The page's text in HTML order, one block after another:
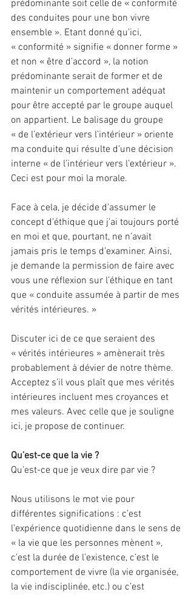
prédominante soit celle de « conformité
des conduites pour une bon vivre
ensemble ». Etant donné qu’ici,
« conformité » signifie « donner forme »
et non « être d’accord », la notion
prédominante serait de former et de
maintenir un comportement adéquat
pour être accepté par le groupe auquel
on appartient. Le balisage du groupe
« de l’extérieur vers l’intérieur » oriente
ma conduite qui résulte d’une décision
interne « de l’intérieur vers l’extérieur ».
Ceci est pour moi la morale.
Face à cela, je décide d’assumer le
concept d’éthique que j’ai toujours porté
en moi et que, pourtant, ne n’avait
jamais pris le temps d’examiner. Ainsi,
je demande la permission de faire avec
vous une réflexion sur l’éthique en tant
que « conduite assumée à partir de mes
vérités intérieures. »
Discuter ici de ce que seraient des
« vérités intérieures » amènerait très
probablement à dévier de notre thème.
Acceptez s’il vous plaît que mes vérités
intérieures incluent mes croyances et
mes valeurs. Avec celle que je souligne
ici, je propose de continuer.
Qu’est-ce que la vie ?
Qu’est-ce que je veux dire par vie ?
Nous utilisons le mot vie pour
différentes significations : c’est
l’expérience quotidienne dans le sens de
« la vie que les personnes mènent »,
c’est la durée de l’existence, c’est le
comportement de vivre (la vie organisée,
la vie indisciplinée, etc.) ou c’est